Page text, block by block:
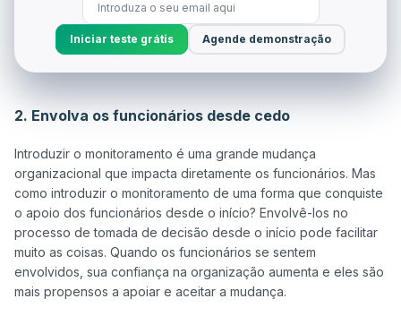
Iniciar teste grátis Agende demonstração
2. Envolva os funcionários desde cedo
Introduzir o monitoramento é uma grande mudança
organizacional que impacta diretamente os funcionários. Mas
como introduzir o monitoramento de uma forma que conquiste
o apoio dos funcionários desde o início? Envolvê-los no
processo de tomada de decisão desde o início pode facilitar
muito as coisas. Quando os funcionários se sentem
envolvidos, sua confiança na organização aumenta e eles são
mais propensos a apoiar e aceitar a mudança.